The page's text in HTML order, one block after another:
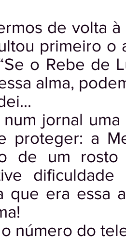
de volta
primeiro o
o Rebe de
alma,
jornal
proteger: a
de um
dificuldade
que era essa
número do